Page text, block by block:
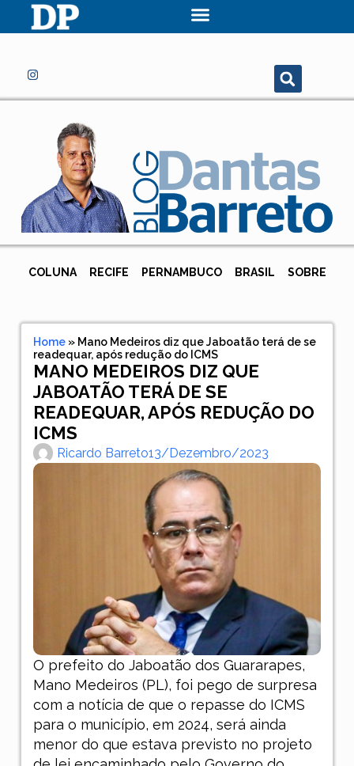
COLUNA RECIFE PERNAMBUCO BRASIL SOBRE
Home» Mano Medeiros diz que Jaboatão terá de se
readequar, após redução do ICMS
MANO MEDEIROS DIZ QUE
JABOATÃO TERÁ DE SE
READEQUAR, APÓS REDUÇÃO DO
ICMS
Ricardo Barreto13/dezembro/2023
O prefeito do Jaboatão dos Guararapes,
Mano Medeiros (PL), foi pego de surpresa
com a notícia de que o repasse do ICMS
para o município, em 2024, será ainda
menor do que estava previsto no projeto